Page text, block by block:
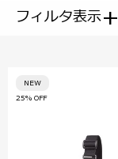
フィルタ表示+
25% OFF
NEW